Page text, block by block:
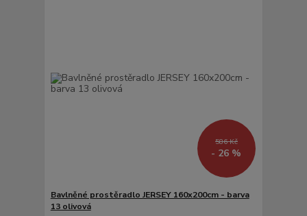
586 Kč
- 26 %
Bavlněné prostěradlo JERSEY 160x200cm - barva
13 olivová